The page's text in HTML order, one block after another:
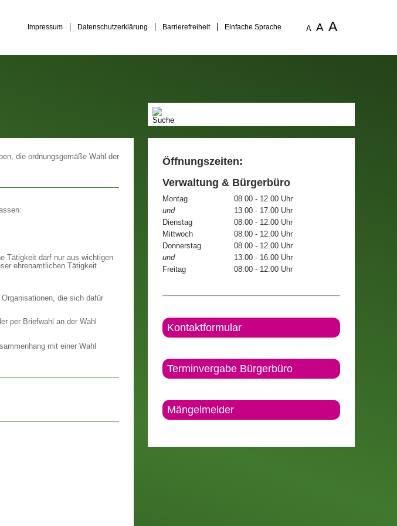
Impressum Datenschutzerklärung Barrierefreiheit Einfache Sprache A A A
die ordnungsgemäße Wahl der
Tätigkeit darf nur aus wichtigen
ehrenamtlichen Tätigkeit
die sich dafür
per Briefwahl an der Wahl
mit einer Wahl
Öffnungszeiten:
Verwaltung & Bürgerbüro
Montag
08.00 - 12.00 Uhr
und
13.00 - 17.00 Uhr
Dienstag
08.00 - 12.00 Uhr
Mittwoch
08.00 - 12.00 Uhr
Donnerstag
08.00 - 12.00 Uhr
und
13.00 - 16.00 Uhr
Freitag
08.00 - 12:00 Uhr
Kontaktformular
Terminvergabe Bürgerbüro
Mängelmelder